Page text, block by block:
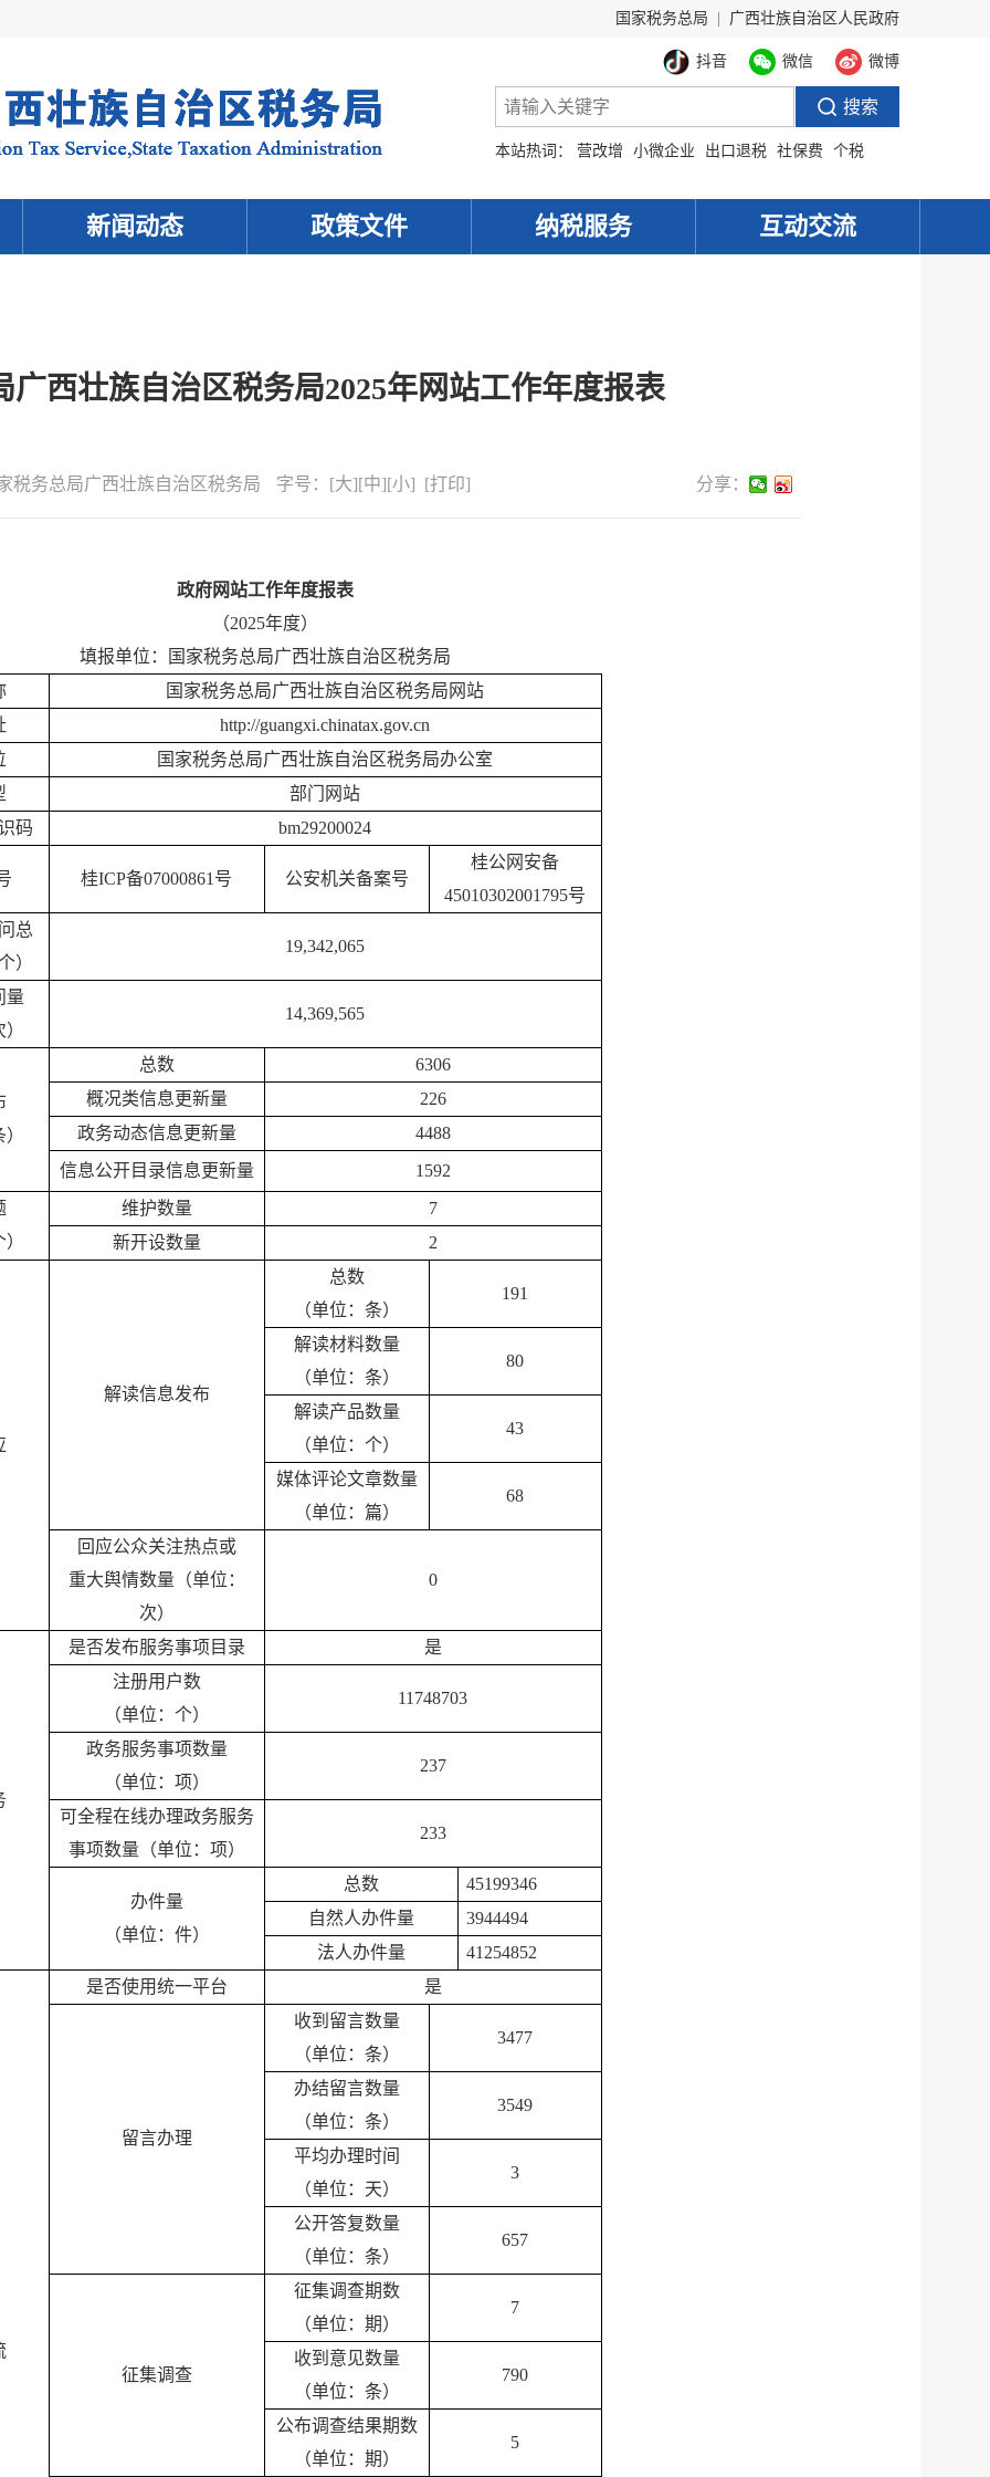
国家税务总局 广西壮族自治区人民政府
抖音 微信 微博
本站热词： 营改增 小微企业 出口退税 社保费 个税
新闻动态 政策文件 纳税服务 互动交流
广西壮族自治区税务局2025年网站工作年度报表
税务总局广西壮族自治区税务局 字号： [大][中][小] [打印] 分享：
政府网站工作年度报表
（2025年度）
填报单位：
国家税务总局广西壮族自治区税务局
国家税务总局广西壮族自治区税务局网站
http://guangxi.chinatax.gov.cn
国家税务总局广西壮族自治区税务局办公室
部门网站
码
bm29200024
桂ICP备07000861 号 公安机关备案号
桂公网安备
45010302001795号
总
）
19,342,065
量
14,369,565
总数
6306
概况类信息更新量
226
政务动态信息更新量
4488
信息公开目录信息更新量
1592
维护数量
7
新开设数量
2
解读信息发布
总数
（单位：条）
191
解读材料数量
（单位：条）
80
解读产品数量
（单位：个）
43
媒体评论文章数量
（单位：篇）
68
回应公众关注热点或
重大舆情数量（单位：
次）
0
是否发布服务事项目录
是
注册用户数
（单位：个）
11748703
政务服务事项数量
（单位：项）
237
可全程在线办理政务服务
事项数量（单位：项）
233
办件量
（单位：件）
总数
45199346
自然人办件量
3944494
法人办件量
41254852
是否使用统一平台 是
留言办理
收到留言数量
（单位：条）
3477
办结留言数量
（单位：条）
3549
平均办理时间
（单位：天）
3
公开答复数量
（单位：条）
657
征集调查
征集调查期数
（单位：期）
7
收到意见数量
（单位：条）
790
公布调查结果期数
（单位：期）
5